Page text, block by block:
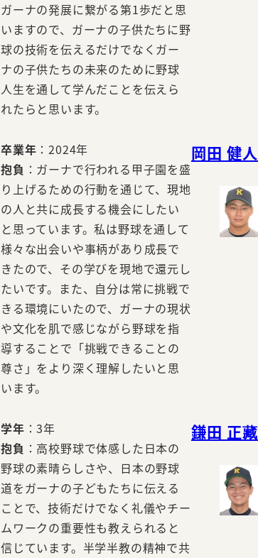
ガーナの発展に繋がる第1歩だと思
いますので、ガーナの子供たちに野
球の技術を伝えるだけでなくガー
ナの子供たちの未来のために野球
人生を通して学んだことを伝えら
れたらと思います。
卒業年 ：2024年
抱負 ：ガーナで行われる甲子園を盛
り上げるための行動を通じて、現地
の人と共に成長する機会にしたい
と思っています。私は野球を通して
様々な出会いや事柄があり成長で
きたので、その学びを現地で還元し
たいです。また、自分は常に挑戦で
きる環境にいたので、ガーナの現状
や文化を肌で感じながら野球を指
導することで「挑戦できることの
尊さ」をより深く理解したいと思
います。
岡田 健人
学年 ：3年
抱負 ：高校野球で体感した日本の
野球の素晴らしさや、日本の野球
道をガーナの子どもたちに伝える
ことで、技術だけでなく礼儀やチー
ムワークの重要性も教えられると
信じています。半学半教の精神で共
鎌田 正藏